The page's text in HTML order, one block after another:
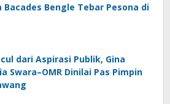
Bacades Bengle Tebar Pesona di
dari Aspirasi Publik, Gina
Swara–OMR Dinilai Pas Pimpin